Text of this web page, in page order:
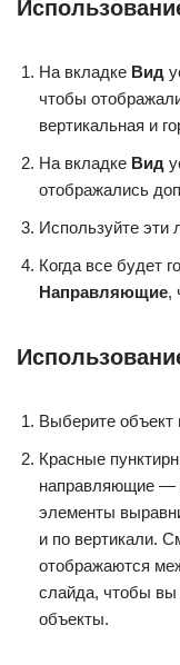
На вкладке Вид
чтобы
вертикальная и
На вкладке Вид
отображались
Используйте эти
Когда все будет
Направляющие,
Выберите объект
Красные
направляющие —
элементы
и по вертикали.
отображаются
слайда, чтобы вы
объекты.